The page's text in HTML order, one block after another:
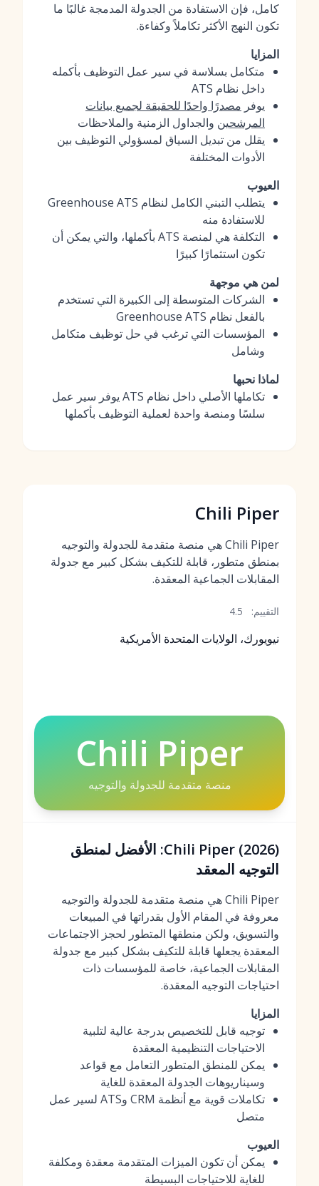
كامل، فإن الاستفادة من الجدولة المدمجة غالبًا ما
تكون النهج الأكثر تكاملاً وكفاءة.
المزايا
متكامل بسلاسة في سير عمل التوظيف بأكمله
داخل نظام ATS
يوفر مصدرًا واحدًا للحقيقة لجميع بيانات
المرشحين والجداول الزمنية والملاحظات
يقلل من تبديل السياق لمسؤولي التوظيف بين
الأدوات المختلفة
العيوب
يتطلب التبني الكامل لنظام Greenhouse ATS
للاستفادة منه
التكلفة هي لمنصة ATS بأكملها، والتي يمكن أن
تكون استثمارًا كبيرًا
لمن هي موجهة
الشركات المتوسطة إلى الكبيرة التي تستخدم
بالفعل نظام Greenhouse ATS
المؤسسات التي ترغب في حل توظيف متكامل
وشامل
لماذا نحبها
تكاملها الأصلي داخل نظام ATS يوفر سير عمل
سلسًا ومنصة واحدة لعملية التوظيف بأكملها
Chili Piper
Chili Piper هي منصة متقدمة للجدولة والتوجيه
بمنطق متطور، قابلة للتكيف بشكل كبير مع جدولة
المقابلات الجماعية المعقدة.
التقييم: 4.5
نيويورك، الولايات المتحدة الأمريكية
Chili Piper
منصة متقدمة للجدولة والتوجيه
Chili Piper (2026): الأفضل لمنطق
التوجيه المعقد
Chili Piper هي منصة متقدمة للجدولة والتوجيه
معروفة في المقام الأول بقدراتها في المبيعات
والتسويق، ولكن منطقها المتطور لحجز الاجتماعات
المعقدة يجعلها قابلة للتكيف بشكل كبير مع جدولة
المقابلات الجماعية، خاصة للمؤسسات ذات
احتياجات التوجيه المعقدة.
المزايا
توجيه قابل للتخصيص بدرجة عالية لتلبية
الاحتياجات التنظيمية المعقدة
يمكن للمنطق المتطور التعامل مع قواعد
وسيناريوهات الجدولة المعقدة للغاية
تكاملات قوية مع أنظمة CRM وATS لسير عمل
متصل
العيوب
يمكن أن تكون الميزات المتقدمة معقدة ومكلفة
للغاية للاحتياجات البسيطة